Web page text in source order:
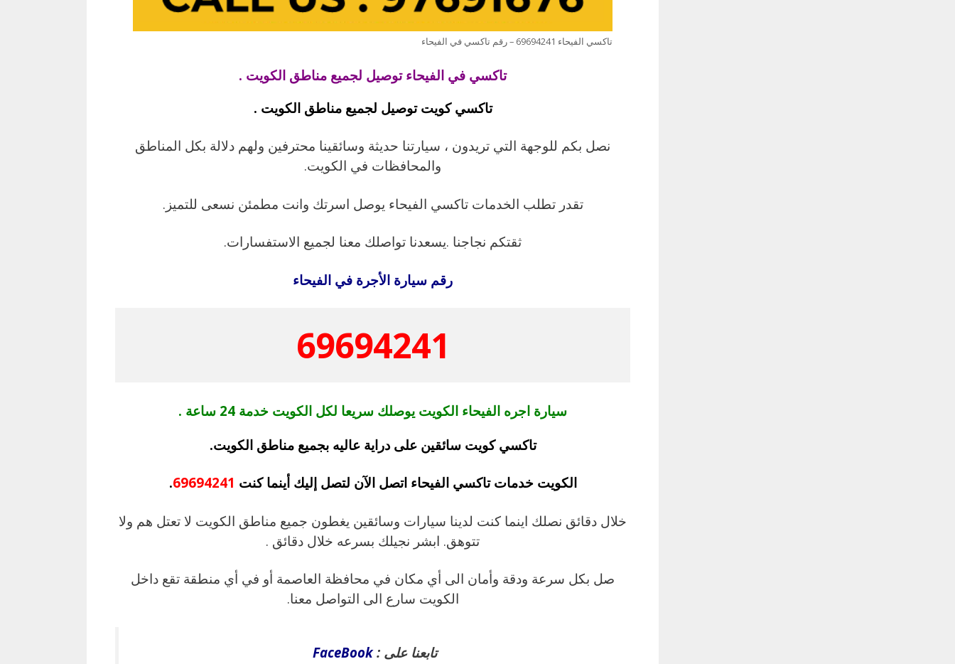
تاكسي الفيحاء 69694241 – رقم تاكسي في الفيحاء
تاكسي في الفيحاء توصيل لجميع مناطق الكويت .
تاكسي كويت توصيل لجميع مناطق الكويت .
نصل بكم للوجهة التي تريدون ، سيارتنا حديثة وسائقينا محترفين ولهم دلالة بكل المناطق
والمحافظات في الكويت.
تقدر تطلب الخدمات تاكسي الفيحاء يوصل اسرتك وانت مطمئن نسعى للتميز.
ثقتكم نجاجنا .يسعدنا تواصلك معنا لجميع الاستفسارات.
رقم سيارة الأجرة في الفيحاء
69694241
سيارة اجره الفيحاء الكويت يوصلك سريعا لكل الكويت خدمة 24 ساعة .
تاكسي كويت سائقين على دراية عاليه بجميع مناطق الكويت.
الكويت خدمات تاكسي الفيحاء اتصل الآن لتصل إليك أينما كنت 69694241
.
خلال دقائق نصلك اينما كنت لدينا سيارات وسائقين يغطون جميع مناطق الكويت لا تعتل هم ولا
تتوهق. ابشر نجيلك بسرعه خلال دقائق .
صل بكل سرعة ودقة وأمان الى أي مكان في محافظة العاصمة أو في أي منطقة تقع داخل
الكويت سارع الى التواصل معنا.
تابعنا على :FaceBook